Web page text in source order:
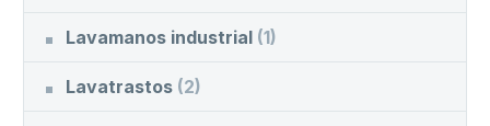
Lavamanos industrial (1)
Lavatrastos (2)